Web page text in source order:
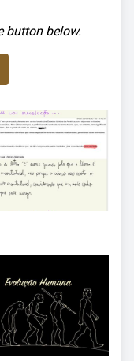
button below.